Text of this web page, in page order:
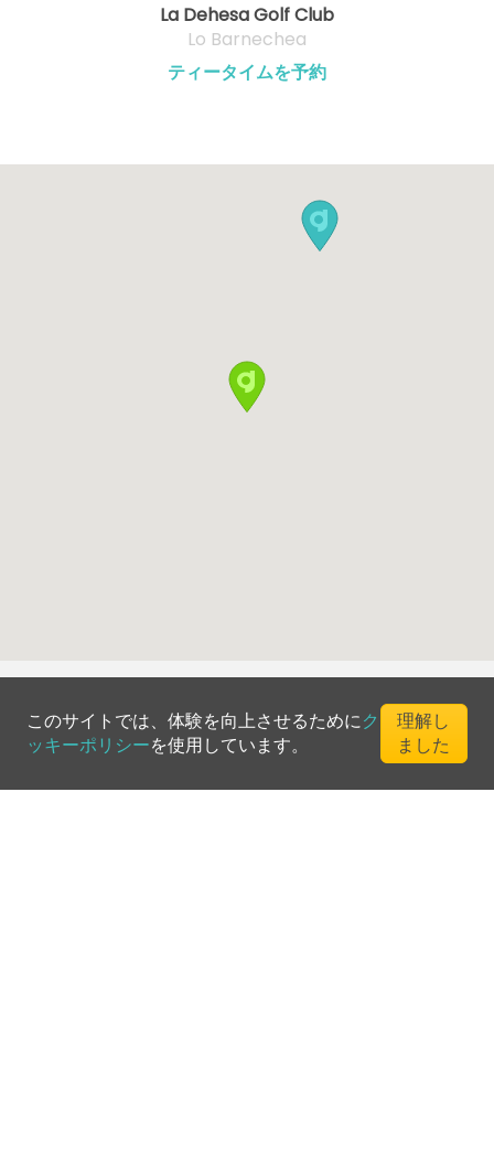
La Dehesa Golf Club
Lo Barnechea
ティータイムを予約
All Rights Reserved
このサイトでは、体験を向上させるためにク
ッキーポリシーを使用しています。
理解し
ました